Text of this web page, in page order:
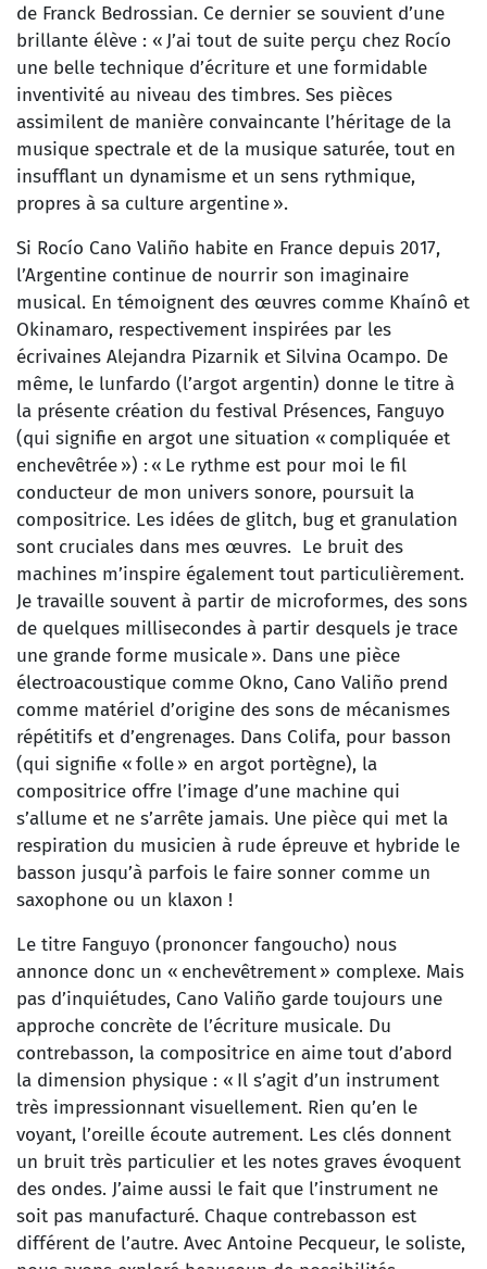
de Franck Bedrossian. Ce dernier se souvient d’une
brillante élève : « J’ai tout de suite perçu chez Rocío
une belle technique d’écriture et une formidable
inventivité au niveau des timbres. Ses pièces
assimilent de manière convaincante l’héritage de la
musique spectrale et de la musique saturée, tout en
insufflant un dynamisme et un sens rythmique,
propres à sa culture argentine ».
Si Rocío Cano Valiño habite en France depuis 2017,
l’Argentine continue de nourrir son imaginaire
musical. En témoignent des œuvres comme Khaínô et
Okinamaro, respectivement inspirées par les
écrivaines Alejandra Pizarnik et Silvina Ocampo. De
même, le lunfardo (l’argot argentin) donne le titre à
la présente création du festival Présences, Fanguyo
(qui signifie en argot une situation « compliquée et
enchevêtrée ») : « Le rythme est pour moi le fil
conducteur de mon univers sonore, poursuit la
compositrice. Les idées de glitch, bug et granulation
sont cruciales dans mes œuvres. Le bruit des
machines m’inspire également tout particulièrement.
Je travaille souvent à partir de microformes, des sons
de quelques millisecondes à partir desquels je trace
une grande forme musicale ». Dans une pièce
électroacoustique comme Okno, Cano Valiño prend
comme matériel d’origine des sons de mécanismes
répétitifs et d’engrenages. Dans Colifa, pour basson
(qui signifie « folle » en argot portègne), la
compositrice offre l’image d’une machine qui
s’allume et ne s’arrête jamais. Une pièce qui met la
respiration du musicien à rude épreuve et hybride le
basson jusqu’à parfois le faire sonner comme un
saxophone ou un klaxon !
Le titre Fanguyo (prononcer fangoucho) nous
annonce donc un « enchevêtrement » complexe. Mais
pas d’inquiétudes, Cano Valiño garde toujours une
approche concrète de l’écriture musicale. Du
contrebasson, la compositrice en aime tout d’abord
la dimension physique : « Il s’agit d’un instrument
très impressionnant visuellement. Rien qu’en le
voyant, l’oreille écoute autrement. Les clés donnent
un bruit très particulier et les notes graves évoquent
des ondes. J’aime aussi le fait que l’instrument ne
soit pas manufacturé. Chaque contrebasson est
différent de l’autre. Avec Antoine Pecqueur, le soliste,